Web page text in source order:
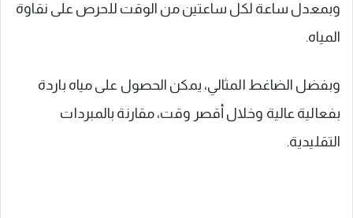
وبمعدل ساعة لكل ساعتين من الوقت للحرص على نقاوة
المياه.
وبفضل الضاغط المثالي، يمكن الحصول على مياه باردة
بفعالية عالية وخلال أقصر وقت، مقارنة بالمبردات
التقليدية.